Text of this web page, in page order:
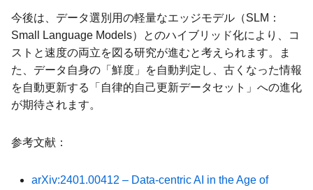
今後は、データ選別用の軽量なエッジモデル（SLM：
Small Language Models）とのハイブリッド化により、コ
ストと速度の両立を図る研究が進むと考えられます。ま
た、データ自身の「鮮度」を自動判定し、古くなった情報
を自動更新する「自律的自己更新データセット」への進化
が期待されます。
参考文献：
arXiv:2401.00412 – Data-centric AI in the Age of